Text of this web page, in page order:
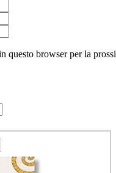
questo browser per la